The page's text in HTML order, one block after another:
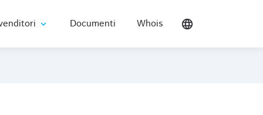
expand_more Documenti Whois language